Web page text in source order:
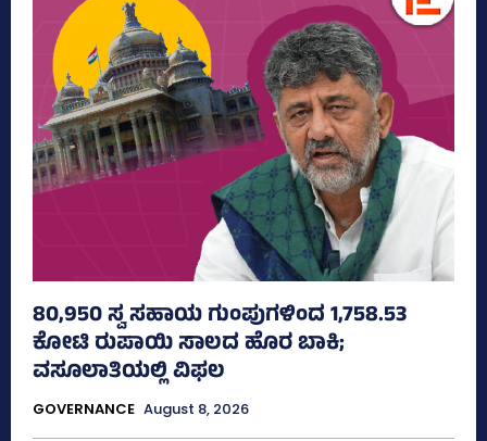
80,950 ಸ್ವ ಸಹಾಯ ಗುಂಪುಗಳಿಂದ 1,758.53
ಕೋಟಿ ರುಪಾಯಿ ಸಾಲದ ಹೊರ ಬಾಕಿ;
ವಸೂಲಾತಿಯಲ್ಲಿ ವಿಫಲ
GOVERNANCE August 8, 2026